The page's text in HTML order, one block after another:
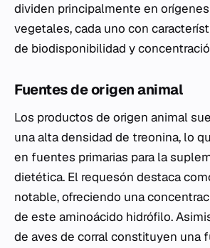
dividen principalmente en
vegetales, cada uno con
de biodisponibilidad y
Fuentes de origen animal
Los productos de origen animal
una alta densidad de treonina, lo
en fuentes primarias para la
dietética. El requesón destaca
notable, ofreciendo una
de este aminoácido hidrófilo.
de aves de corral constituyen una